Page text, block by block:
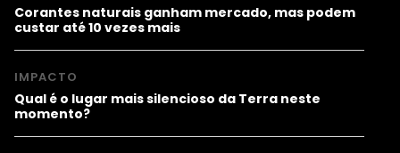
Corantes naturais ganham mercado, mas podem
custar até 10 vezes mais
IMPACTO
Qual é o lugar mais silencioso da Terra neste
momento?